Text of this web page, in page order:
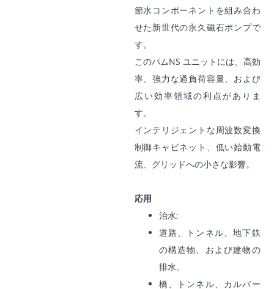
節水コンポーネントを組み合わ
せた新世代の永久磁石ポンプで
す。
このパムNS ユニットには、高効
率、強力な過負荷容量、および
広い効率領域の利点がありま
す。
インテリジェントな周波数変換
制御キャビネット、低い始動電
流、グリッドへの小さな影響。
応用
治水;
道路、トンネル、地下鉄
の構造物、および建物の
排水。
橋、トンネル、カルバー